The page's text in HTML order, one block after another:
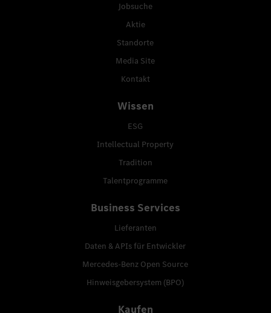
Jobsuche
Aktie
Standorte
Media Site
Kontakt
Wissen
ESG
Intellectual Property
Tradition
Talentprogramme
Business Services
Lieferanten
Daten & APIs für Entwickler
Mercedes-Benz Open Source
Hinweisgebersystem (BPO)
Kaufen